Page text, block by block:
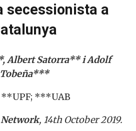
secessionista a
Albert Satorra** i Adolf
Tobeña***
**UPF; ***UAB
, 14th October 2019.